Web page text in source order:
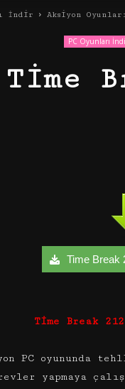
İndir Aksiyon
PC Oyunları
Time
Time Break
Time Break
PC
yapmaya